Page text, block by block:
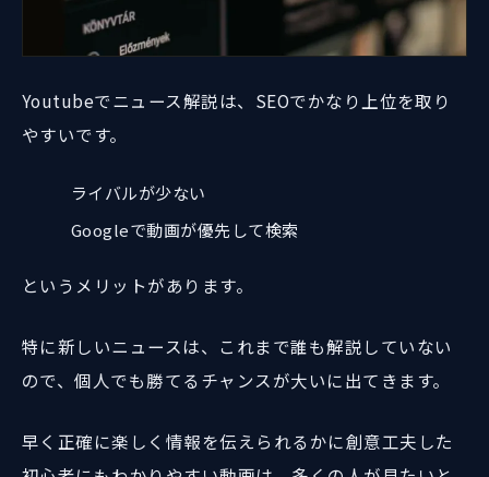
Youtubeでニュース解説は、SEOでかなり上位を取り
やすいです。
ライバルが少ない
Googleで動画が優先して検索
というメリットがあります。
特に新しいニュースは、これまで誰も解説していない
ので、個人でも勝てるチャンスが大いに出てきます。
早く正確に楽しく情報を伝えられるかに創意工夫した